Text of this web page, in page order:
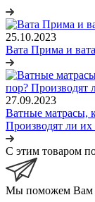
25.10.2023
Вата Прима и
27.09.2023
Ватные матрасы,
Производят ли их
С этим товаром
Мы поможем Вам